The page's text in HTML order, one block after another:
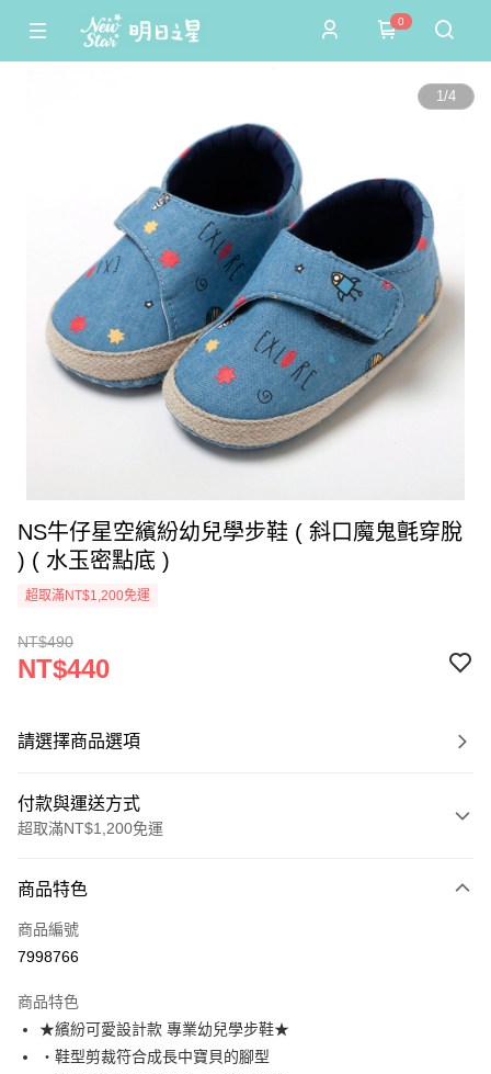
0
1/4
NS牛仔星空繽紛幼兒學步鞋 ( 斜口魔鬼氈穿脫
) ( 水玉密點底 )
超取滿NT$1,200免運
NT$490
NT$440
請選擇商品選項
付款與運送方式
超取滿NT$1,200免運
信用卡一次付款
超商取貨付款
Apple Pay
ATM付款
商品特色
商品編號
7998766
商品特色
★繽紛可愛設計款 專業幼兒學步鞋★
・鞋型剪裁符合成長中寶貝的腳型